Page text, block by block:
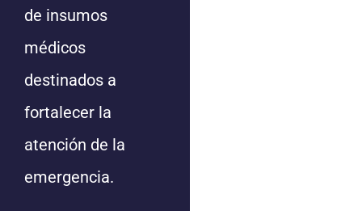
de insumos
médicos
destinados a
fortalecer la
atención de la
emergencia.